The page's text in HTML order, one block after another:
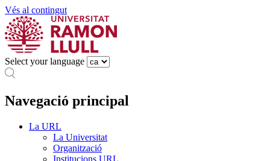
Vés al contingut
Select your language
Navegació principal
La URL
La Universitat
Organització
Institucions URL